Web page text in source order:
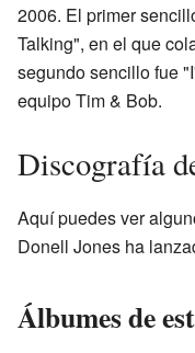
2006. El primer
Talking", en el que
segundo sencillo fue
equipo Tim & Bob.
Discografía
Aquí puedes ver
Donell Jones ha
Álbumes de